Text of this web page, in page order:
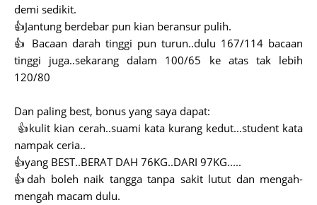
demi sedikit.
👍Jantung berdebar pun kian beransur pulih.
👍 Bacaan darah tinggi pun turun..dulu 167/114 bacaan
tinggi juga..sekarang dalam 100/65 ke atas tak lebih
120/80
Dan paling best, bonus yang saya dapat:
👍kulit kian cerah..suami kata kurang kedut...student kata
nampak ceria..
👍yang BEST..BERAT DAH 76KG..DARI 97KG.....
👍dah boleh naik tangga tanpa sakit lutut dan mengah-
mengah macam dulu.